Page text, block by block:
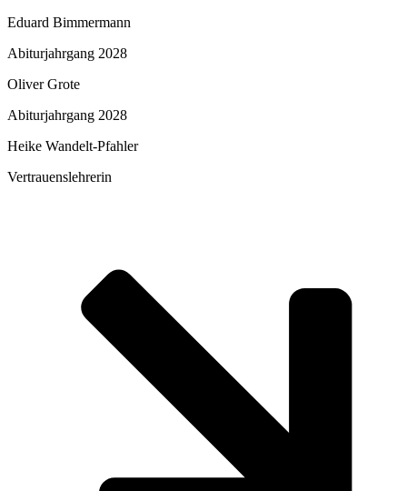
Eduard Bimmermann
Abiturjahrgang 2028
Oliver Grote
Abiturjahrgang 2028
Heike Wandelt-Pfahler
Vertrauenslehrerin